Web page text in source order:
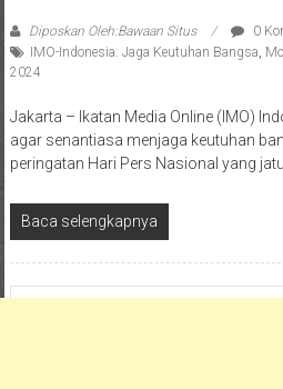
Diposkan Oleh:Bawaan Situs
0
IMO-Indonesia: Jaga Keutuhan Bangsa,
2024
Jakarta – Ikatan Media Online (IMO)
agar senantiasa menjaga keutuhan
peringatan Hari Pers Nasional yang
Baca selengkapnya